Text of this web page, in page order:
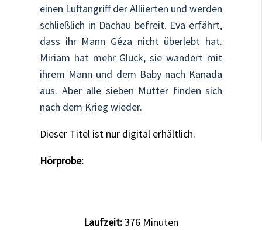
einen Luftangriff der Alliierten und werden
schließlich in Dachau befreit. Eva erfährt,
dass ihr Mann Géza nicht überlebt hat.
Miriam hat mehr Glück, sie wandert mit
ihrem Mann und dem Baby nach Kanada
aus. Aber alle sieben Mütter finden sich
nach dem Krieg wieder.
Dieser Titel ist nur digital erhältlich.
Hörprobe:
Laufzeit:376 Minuten